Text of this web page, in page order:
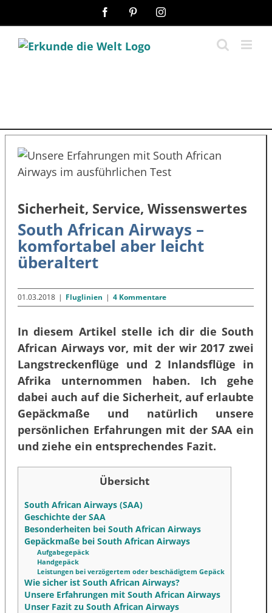
Inhalt
springen
FacebookPinterestInstagram
Sicherheit, Service, Wissenswertes
South African Airways –
komfortabel aber leicht
überaltert
01.03.2018 | Fluglinien | 4 Kommentare
In diesem Artikel stelle ich dir die South
African Airways vor, mit der wir 2017 zwei
Langstreckenflüge und 2 Inlandsflüge in
Afrika unternommen haben. Ich gehe
dabei auch auf die Sicherheit, auf erlaubte
Gepäckmaße und natürlich unsere
persönlichen Erfahrungen mit der SAA ein
und ziehe ein entsprechendes Fazit.
Übersicht
South African Airways (SAA)
Geschichte der SAA
Besonderheiten bei South African Airways
Gepäckmaße bei South African Airways
Aufgabegepäck
Handgepäck
Leistungen bei verzögertem oder beschädigtem Gepäck
Wie sicher ist South African Airways?
Unsere Erfahrungen mit South African Airways
Unser Fazit zu South African Airways